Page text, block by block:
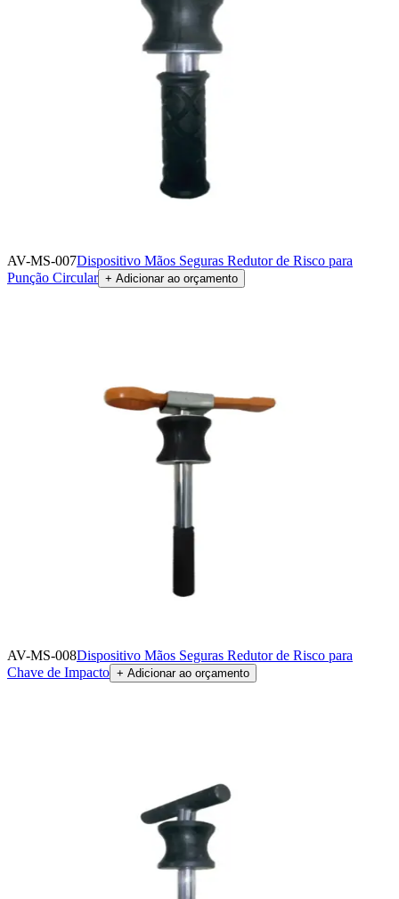
AV-MS-007Dispositivo Mãos Seguras Redutor de Risco para
Punção Circular + Adicionar ao orçamento
AV-MS-008Dispositivo Mãos Seguras Redutor de Risco para
Chave de Impacto + Adicionar ao orçamento